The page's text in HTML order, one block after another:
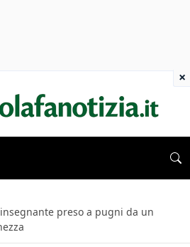
preso a pugni da un
×